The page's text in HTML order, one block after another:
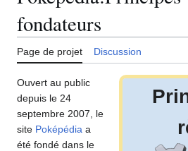
fondateurs
Page de projet Discussion
Ouvert au public
depuis le 24
septembre 2007, le
site Poképédia a
été fondé dans le